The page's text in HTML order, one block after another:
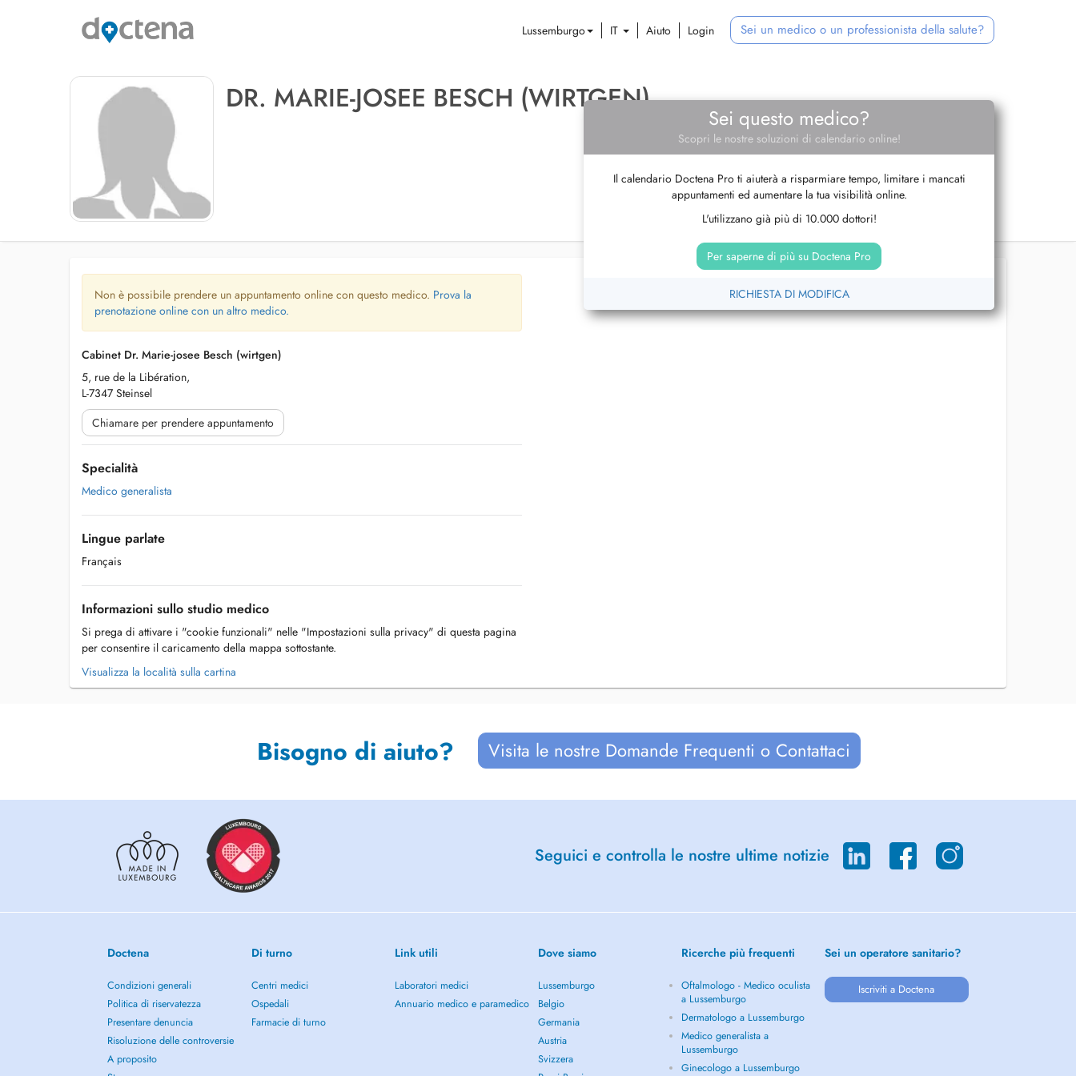
Lussemburgo IT Aiuto Login Sei un medico o un professionista della salute?
DR. MARIE-JOSEE BESCH (WIRTGEN)
Sei questo medico?
Scopri le nostre soluzioni di calendario online!
Il calendario Doctena Pro ti aiuterà a risparmiare tempo, limitare i mancati
appuntamenti ed aumentare la tua visibilità online.
L'utilizzano già più di 10.000 dottori!
Per saperne di più su Doctena Pro
RICHIESTA DI MODIFICA
Non è possibile prendere un appuntamento online con questo medico. Prova la
prenotazione online con un altro medico.
Cabinet Dr. Marie-josee Besch (wirtgen)
5, rue de la Libération,
L-7347 Steinsel
Chiamare per prendere appuntamento
Specialità
Medico generalista
Lingue parlate
Français
Informazioni sullo studio medico
Si prega di attivare i "cookie funzionali" nelle "Impostazioni sulla privacy" di questa pagina
per consentire il caricamento della mappa sottostante.
Visualizza la località sulla cartina
Bisogno di aiuto? Visita le nostre Domande Frequenti o Contattaci
Seguici e controlla le nostre ultime notizie
Doctena
Condizioni generali
Politica di riservatezza
Presentare denuncia
Risoluzione delle controversie
A proposito
Di turno
Centri medici
Ospedali
Farmacie di turno
Link utili
Laboratori medici
Annuario medico e paramedico
Dove siamo
Lussemburgo
Belgio
Germania
Austria
Svizzera
Ricerche più frequenti
Oftalmologo - Medico oculista
a Lussemburgo
Dermatologo a Lussemburgo
Medico generalista a
Lussemburgo
Ginecologo a Lussemburgo
Sei un operatore sanitario?
Iscriviti a Doctena